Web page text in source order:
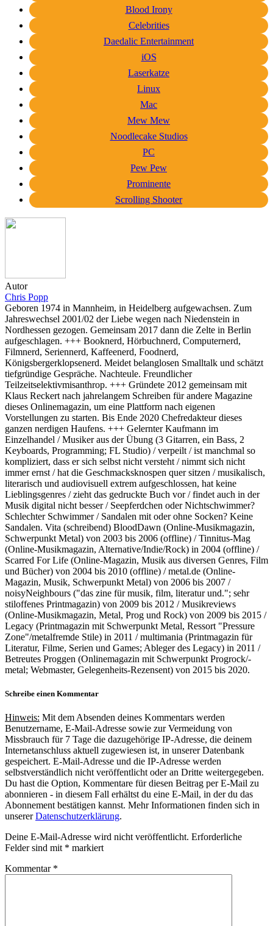
Blood Irony
Celebrities
Daedalic Entertainment
iOS
Laserkatze
Linux
Mac
Mew Mew
Noodlecake Studios
PC
Pew Pew
Prominente
Scrolling Shooter
Autor
Chris Popp
Geboren 1974 in Mannheim, in Heidelberg aufgewachsen. Zum
Jahreswechsel 2001/02 der Liebe wegen nach Niedenstein in
Nordhessen gezogen. Gemeinsam 2017 dann die Zelte in Berlin
aufgeschlagen. +++ Booknerd, Hörbuchnerd, Computernerd,
Filmnerd, Seriennerd, Kaffeenerd, Foodnerd,
Königsbergerklopsenerd. Meidet belanglosen Smalltalk und schätzt
tiefgründige Gespräche. Nachteule. Freundlicher
Teilzeitselektivmisanthrop. +++ Gründete 2012 gemeinsam mit
Klaus Reckert nach jahrelangem Schreiben für andere Magazine
dieses Onlinemagazin, um eine Plattform nach eigenen
Vorstellungen zu starten. Bis Ende 2020 Chefredakteur dieses
ganzen nerdigen Haufens. +++ Gelernter Kaufmann im
Einzelhandel / Musiker aus der Übung (3 Gitarren, ein Bass, 2
Keyboards, Programming; FL Studio) / verpeilt / ist manchmal so
kompliziert, dass er sich selbst nicht versteht / nimmt sich nicht
immer ernst / hat die Geschmacksknospen quer sitzen / musikalisch,
literarisch und audiovisuell extrem aufgeschlossen, hat keine
Lieblingsgenres / zieht das gedruckte Buch vor / findet auch in der
Musik digital nicht besser / Seepferdchen oder Nichtschwimmer?
Schlechter Schwimmer / Sandalen mit oder ohne Socken? Keine
Sandalen. Vita (schreibend) BloodDawn (Online-Musikmagazin,
Schwerpunkt Metal) von 2003 bis 2006 (offline) / Tinnitus-Mag
(Online-Musikmagazin, Alternative/Indie/Rock) in 2004 (offline) /
Scarred For Life (Online-Magazin, Musik aus diversen Genres, Film
und Bücher) von 2004 bis 2010 (offline) / metal.de (Online-
Magazin, Musik, Schwerpunkt Metal) von 2006 bis 2007 /
noisyNeighbours ("das zine für musik, film, literatur und."; sehr
stiloffenes Printmagazin) von 2009 bis 2012 / Musikreviews
(Online-Musikmagazin, Metal, Prog und Rock) von 2009 bis 2015 /
Legacy (Printmagazin mit Schwerpunkt Metal, Ressort "Pressure
Zone"/metalfremde Stile) in 2011 / multimania (Printmagazin für
Literatur, Filme, Serien und Games; Ableger des Legacy) in 2011 /
Betreutes Proggen (Onlinemagazin mit Schwerpunkt Progrock/-
metal; Webmaster, Gelegenheits-Rezensent) von 2015 bis 2020.
Schreibe einen Kommentar
Hinweis: Mit dem Absenden deines Kommentars werden
Benutzername, E-Mail-Adresse sowie zur Vermeidung von
Missbrauch für 7 Tage die dazugehörige IP-Adresse, die deinem
Internetanschluss aktuell zugewiesen ist, in unserer Datenbank
gespeichert. E-Mail-Adresse und die IP-Adresse werden
selbstverständlich nicht veröffentlicht oder an Dritte weitergegeben.
Du hast die Option, Kommentare für diesen Beitrag per E-Mail zu
abonnieren - in diesem Fall erhältst du eine E-Mail, in der du das
Abonnement bestätigen kannst. Mehr Informationen finden sich in
unsererDatenschutzerklärung.
Deine E-Mail-Adresse wird nicht veröffentlicht. Erforderliche
Felder sind mit * markiert
Kommentar *